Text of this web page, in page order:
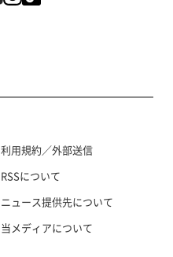
利用規約／外部送信
RSSについて
ニュース提供先について
当メディアについて